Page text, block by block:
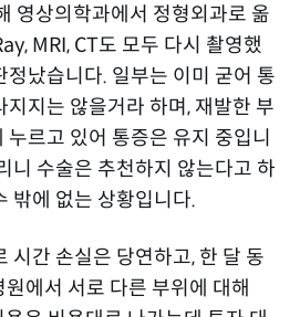
영상의학과에서 정형외과로 옮
MRI, CT도 모두 다시 촬영했
정났습니다. 일부는 이미 굳어 통
지지는 않을거라 하며, 재발한 부
르고 있어 통증은 유지 중입니
니 수술은 추천하지 않는다고 하
밖에 없는 상황입니다.
시간 손실은 당연하고, 한 달 동
에서 서로 다른 부위에 대해